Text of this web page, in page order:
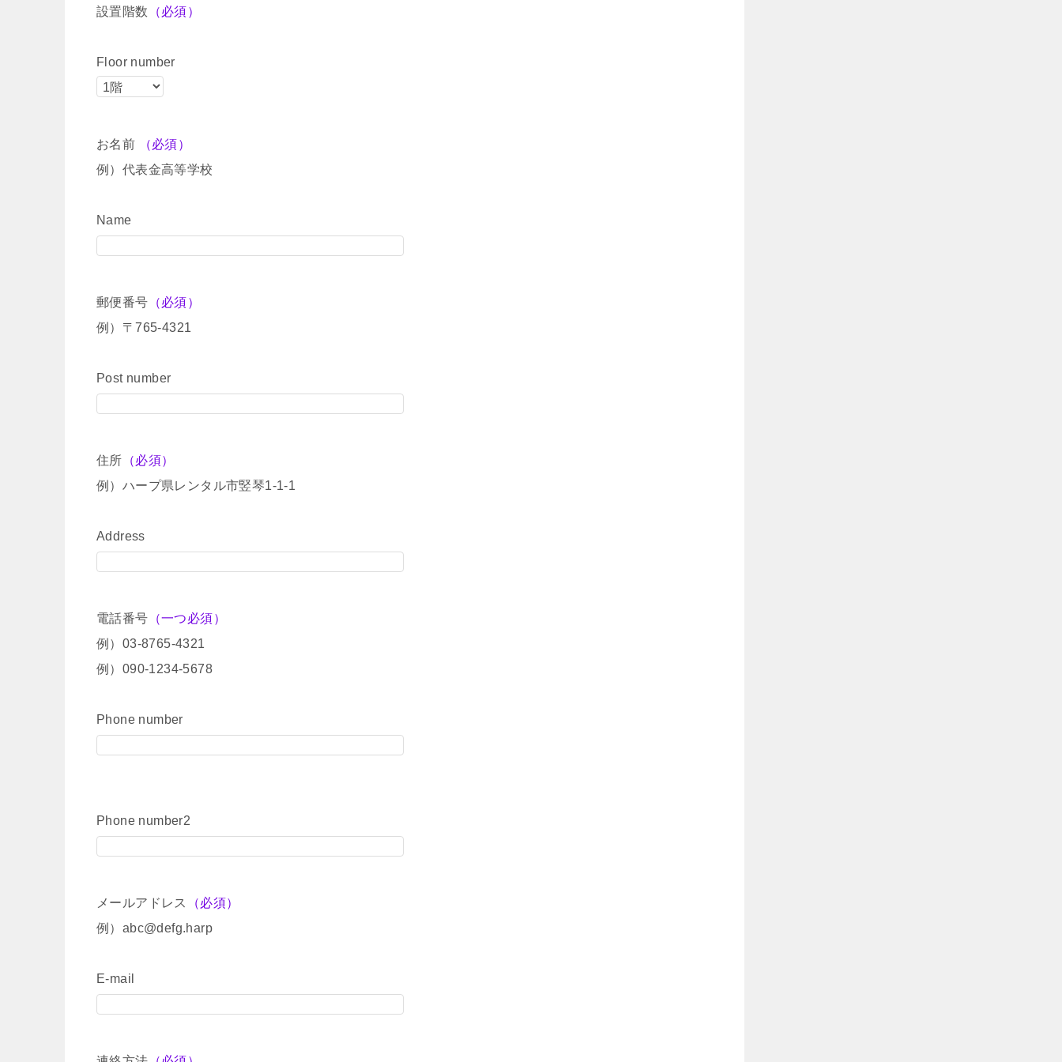
設置階数 （必須）
Floor number
お名前
（必須）
例）代表金高等学校
Name
郵便番号 （必須）
例）〒765-4321
Post number
住所 （必須）
例）ハープ県レンタル市竪琴1-1-1
Address
電話番号 （一つ必須）
例）03-8765-4321
例）090-1234-5678
Phone number
Phone number2
メールアドレス
（必須）
例）abc@defg.harp
E-mail